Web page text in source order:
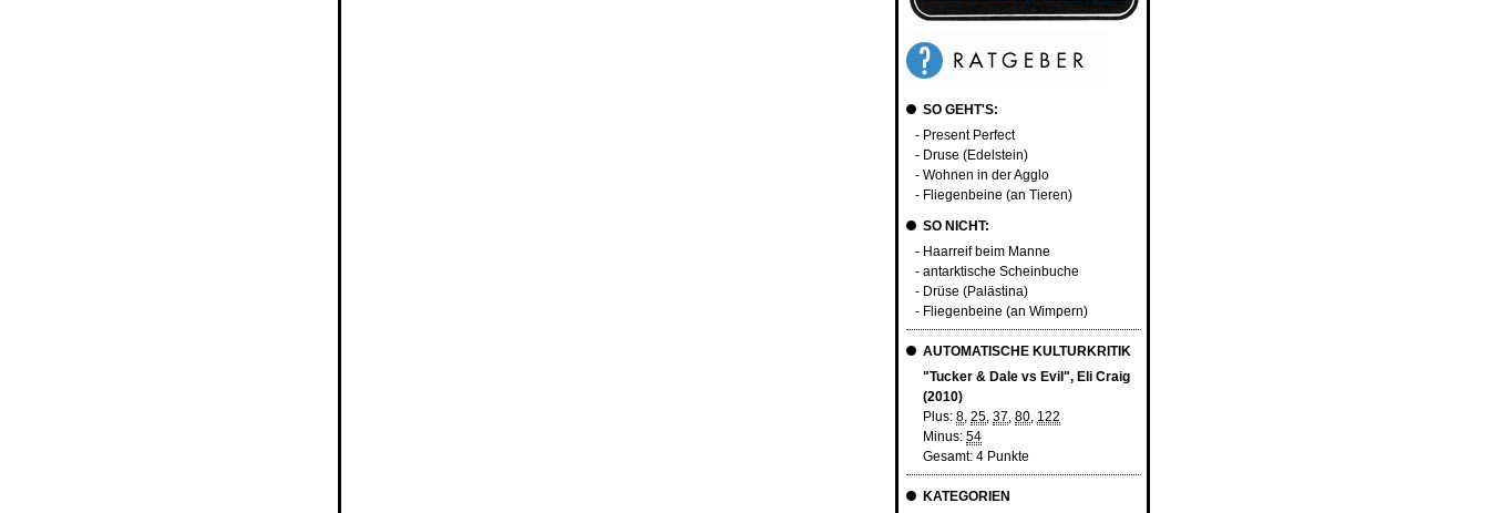
SO GEHT'S:
- Present Perfect
- Druse (Edelstein)
- Wohnen in der Agglo
- Fliegenbeine (an Tieren)
SO NICHT:
- Haarreif beim Manne
- antarktische Scheinbuche
- Drüse (Palästina)
- Fliegenbeine (an Wimpern)
AUTOMATISCHE KULTURKRITIK
"Tucker & Dale vs Evil", Eli Craig
(2010)
Plus: 8, 25, 37, 80, 122
Minus: 54
Gesamt: 4 Punkte
KATEGORIEN